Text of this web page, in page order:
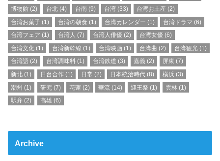
博物館 (2) 台北(4) 台南 (9) 台湾 (33) 台湾お土産 (2)
台湾お菓子 (1) 台湾の朝食 (1) 台湾カレンダー (1) 台湾ドラマ (6)
台湾フェア (1) 台湾人 (7) 台湾人俳優(2) 台湾女優 (6)
台湾文化 (1) 台湾新幹線 (1) 台湾映画(1) 台湾曲 (2) 台湾観光 (1)
台湾語 (2) 台湾調味料 (1) 台湾鉄道 (3) 嘉義 (2) 屏東 (7)
新北 (1) 日台合作 (1) 日常 (2) 日本統治時代 (8) 横浜 (3)
潮州 (1) 研究(7) 花蓮(2) 華流 (14) 迎王祭 (1) 雲林 (1)
駅弁 (2) 高雄(6)
Archive